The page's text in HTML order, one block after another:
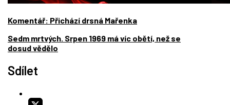
Komentář: Přichází drsná Mařenka
Sedm mrtvých. Srpen 1969 má víc obětí, než se
dosud vědělo
Sdílet